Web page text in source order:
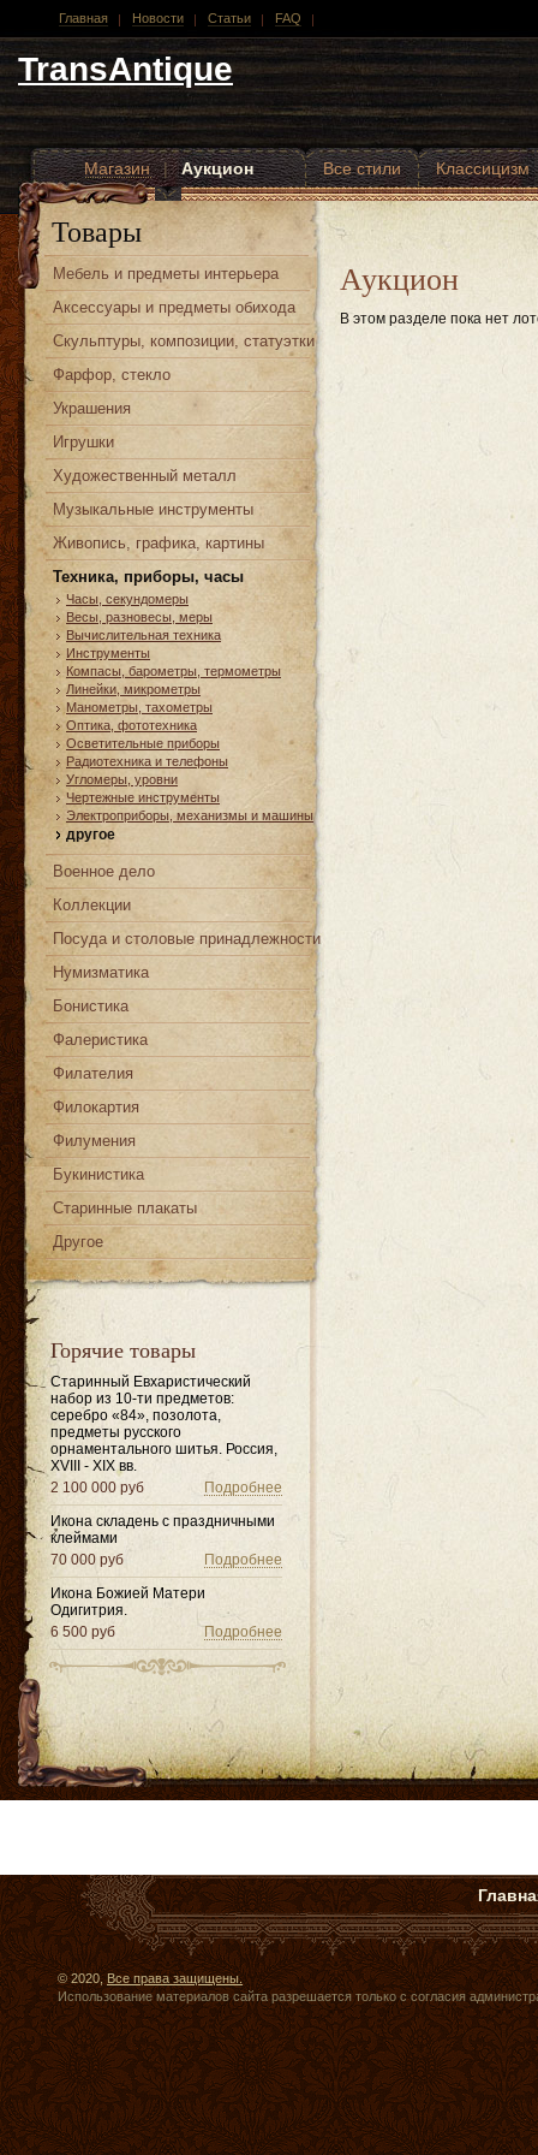
Главная Новости Статьи FAQ
TransAntique
Магазин | Аукцион Все стили
Классицизм
Другие стили
Товары
Мебель и предметы интерьера
Аксессуары и предметы обихода
Скульптуры, композиции, статуэтки
Фарфор, стекло
Украшения
Игрушки
Художественный металл
Музыкальные инструменты
Живопись, графика, картины
Техника, приборы, часы
Часы, cекундомеры
Весы, разновесы, меры
Вычислительная техника
Инструменты
Компасы, барометры, термометры
Линейки, микрометры
Манометры, тахометры
Оптика, фототехника
Осветительные приборы
Радиотехника и телефоны
Угломеры, уровни
Чертежные инструменты
Электроприборы, механизмы и машины
другое
Военное дело
Коллекции
Посуда и столовые принадлежности
Нумизматика
Бонистика
Фалеристика
Филателия
Филокартия
Филумения
Букинистика
Старинные плакаты
Другое
Горячие товары
Старинный Евхаристический
набор из 10-ти предметов:
серебро «84», позолота,
предметы русского
орнаментального шитья. Россия,
XVIII - XIX вв.
Подробнее
2 100 000 руб
Икона складень с праздничными
клеймами
Подробнее
70 000 руб
Икона Божией Матери
Одигитрия.
Подробнее
6 500 руб
Аукцион
В этом разделе пока нет
© 2020,Все права защищены.
Использование материалов сайта разрешается только с согласия